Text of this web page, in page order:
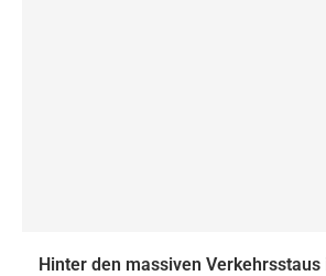
Hinter den massiven Verkehrsstaus